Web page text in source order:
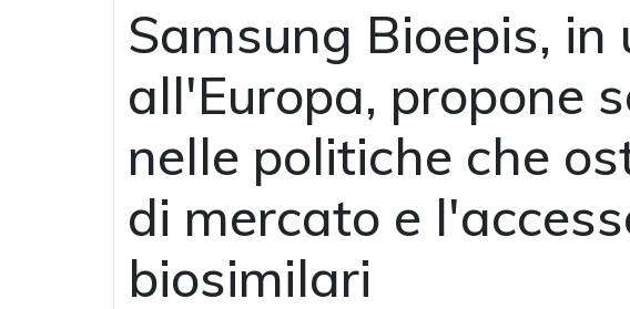
Samsung Bioepis,
all'Europa, propone
nelle politiche che
di mercato e
biosimilari